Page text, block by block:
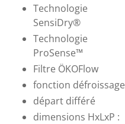
Technologie
SensiDry®
Technologie
ProSense™
Filtre ÖKOFlow
fonction défroissage
départ différé
dimensions HxLxP :